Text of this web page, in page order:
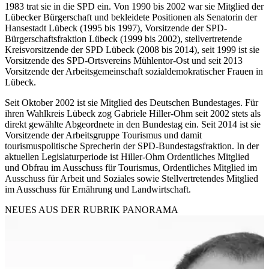
1983 trat sie in die SPD ein. Von 1990 bis 2002 war sie Mitglied der
Lübecker Bürgerschaft und bekleidete Positionen als Senatorin der
Hansestadt Lübeck (1995 bis 1997), Vorsitzende der SPD-
Bürgerschaftsfraktion Lübeck (1999 bis 2002), stellvertretende
Kreisvorsitzende der SPD Lübeck (2008 bis 2014), seit 1999 ist sie
Vorsitzende des SPD-Ortsvereins Mühlentor-Ost und seit 2013
Vorsitzende der Arbeitsgemeinschaft sozialdemokratischer Frauen in
Lübeck.
Seit Oktober 2002 ist sie Mitglied des Deutschen Bundestages. Für
ihren Wahlkreis Lübeck zog Gabriele Hiller-Ohm seit 2002 stets als
direkt gewählte Abgeordnete in den Bundestag ein. Seit 2014 ist sie
Vorsitzende der Arbeitsgruppe Tourismus und damit
tourismuspolitische Sprecherin der SPD-Bundestagsfraktion. In der
aktuellen Legislaturperiode ist Hiller-Ohm Ordentliches Mitglied
und Obfrau im Ausschuss für Tourismus, Ordentliches Mitglied im
Ausschuss für Arbeit und Soziales sowie Stellvertretendes Mitglied
im Ausschuss für Ernährung und Landwirtschaft.
NEUES AUS DER RUBRIK PANORAMA